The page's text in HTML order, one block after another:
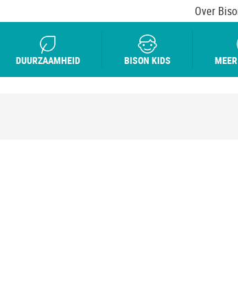
Over
DUURZAAMHEID BISON KIDS